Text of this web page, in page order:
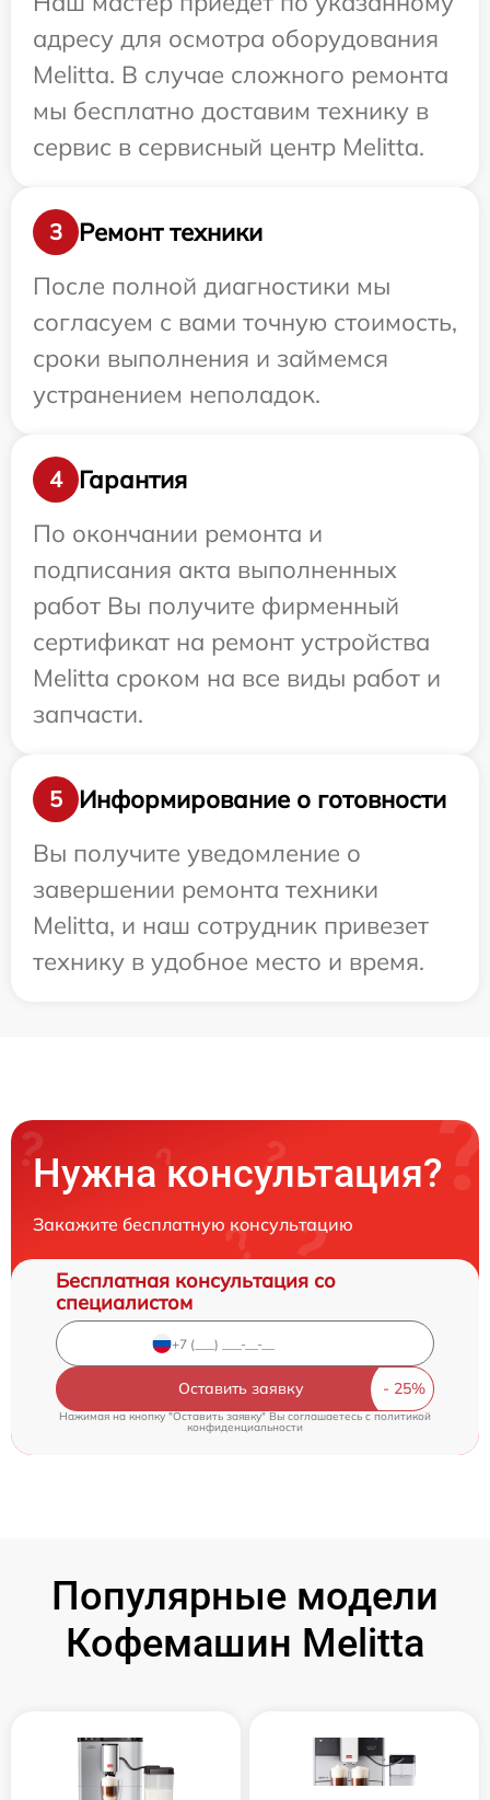
адресу для осмотра оборудования
Melitta. В случае сложного ремонта
мы бесплатно доставим технику в
сервис в сервисный центр Melitta.
3
Ремонт техники
После полной диагностики мы
согласуем с вами точную стоимость,
сроки выполнения и займемся
устранением неполадок.
4
Гарантия
По окончании ремонта и
подписания акта выполненных
работ Вы получите фирменный
сертификат на ремонт устройства
Melitta сроком на все виды работ и
запчасти.
5
Информирование о готовности
Вы получите уведомление о
завершении ремонта техники
Melitta, и наш сотрудник привезет
технику в удобное место и время.
Нужна консультация?
Закажите бесплатную консультацию
Бесплатная консультация со
специалистом
Оставить заявку
Нажимая на кнопку "Оставить заявку" Вы соглашаетесь cполитикой
конфиденциальности
Популярные модели
Кофемашин Melitta